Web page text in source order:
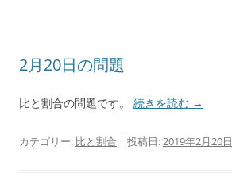
2月20日の問題
比と割合の問題です。 続きを読む →
カテゴリー: 比と割合 | 投稿日:2019年2月20日